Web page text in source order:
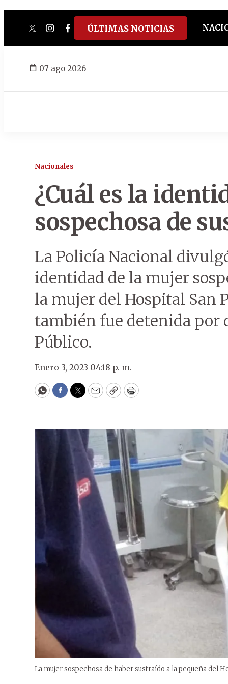
twitterinstagram
facebook
tiktokyoutube
spotify
ÚLTIMAS NOTICIAS
07 ago 2026
Nacionales
¿Cuál es la
sospechosa de
La Policía Nacional
identidad de la mujer
la mujer del Hospital San
también fue detenida
Público.
Enero 3, 2023 04:18 p. m.
WhatsApp
Facebook
Twitter
EmailCopyPrint
La mujer sospechosa de haber sustraído a la pequeña del